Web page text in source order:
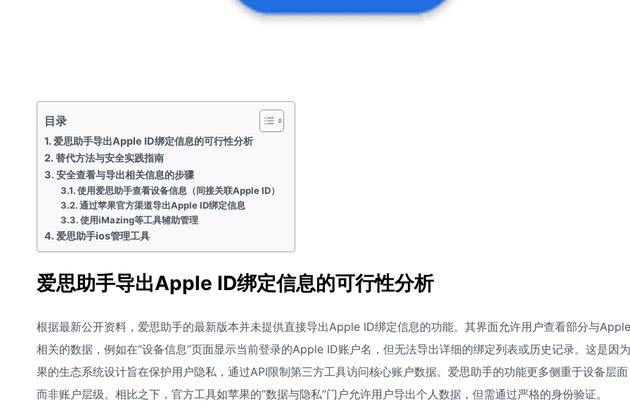
目录
爱思助手导出Apple ID绑定信息的可行性分析
替代方法与安全实践指南
安全查看与导出相关信息的步骤
使用爱思助手查看设备信息（间接关联Apple ID）
通过苹果官方渠道导出Apple ID绑定信息
使用iMazing等工具辅助管理
爱思助手ios管理工具
爱思助手导出Apple ID绑定信息的可行性分析
根据最新公开资料，爱思助手的最新版本并未提供直接导出Apple ID绑定信息的功能。其界面允许用户查看部分与
相关的数据，例如在“设备信息”页面显示当前登录的Apple ID账户名，但无法导出详细的绑定列表或历史记录。这是因
果的生态系统设计旨在保护用户隐私，通过API限制第三方工具访问核心账户数据。爱思助手的功能更多侧重于设备层面
而非账户层级。相比之下，官方工具如苹果的“数据与隐私”门户允许用户导出个人数据，但需通过严格的身份验证。